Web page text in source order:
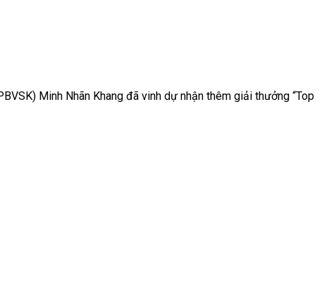
Minh Nhãn Khang đã vinh dự nhận thêm giải thưởng “Top